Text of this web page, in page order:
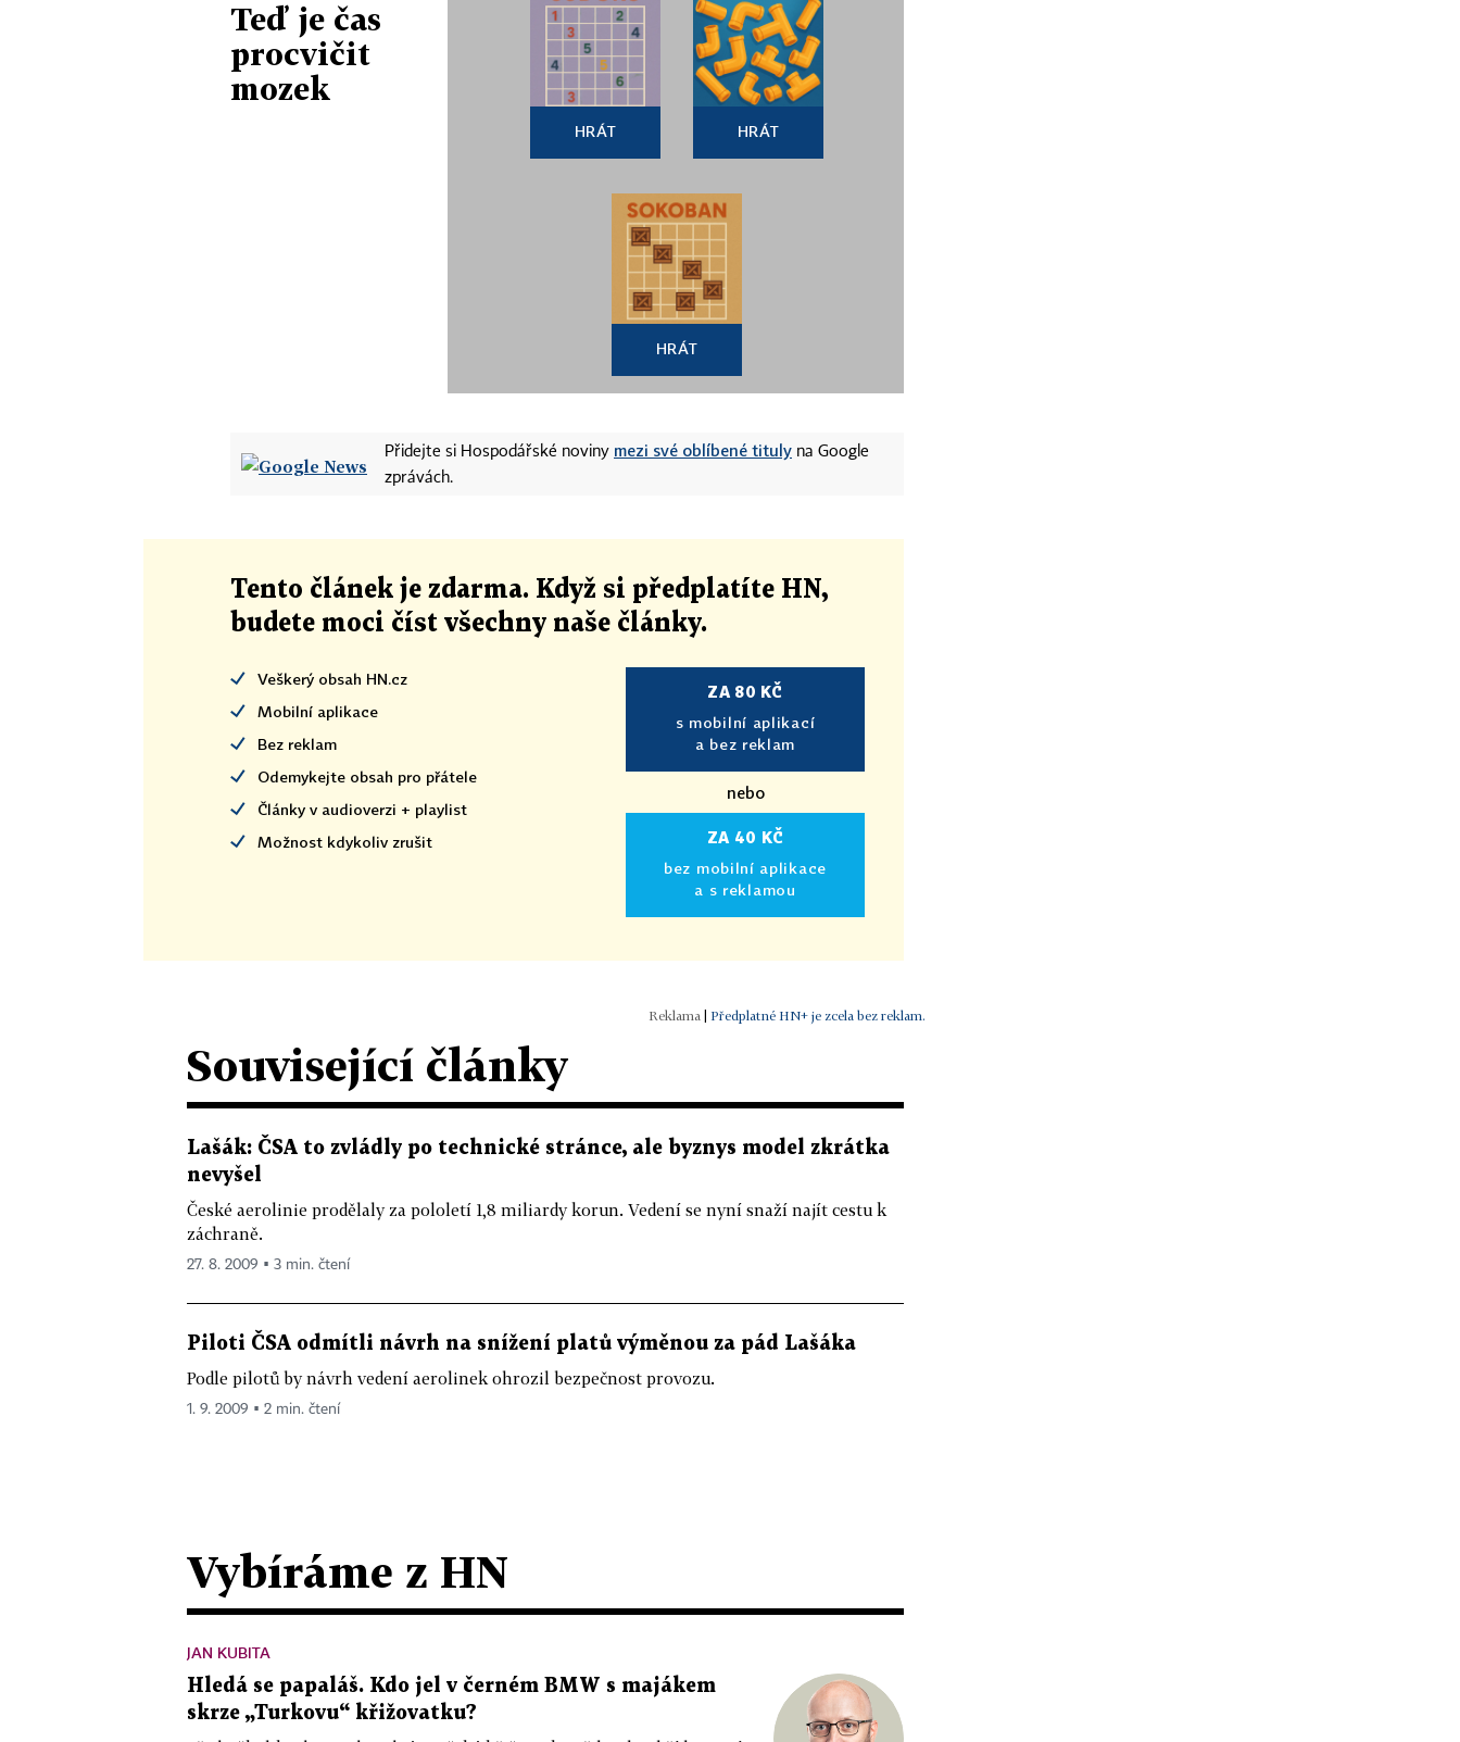
Teď je čas
procvičit
mozek
HRÁT HRÁT
HRÁT
Přidejte si Hospodářské noviny mezi své oblíbené tituly na Google
zprávách.
Tento článek je zdarma. Když si předplatíte HN,
budete moci číst všechny naše články.
Veškerý obsah HN.cz
Mobilní aplikace
Bez reklam
Odemykejte obsah pro přátele
Články v audioverzi + playlist
Možnost kdykoliv zrušit
ZA 80 KČ
s mobilní aplikací
a bez reklam
nebo
ZA 40 KČ
bez mobilní aplikace
a s reklamou
Předplatné HN+ je zcela bez reklam.
Související články
Lašák: ČSA to zvládly po technické stránce, ale byznys model zkrátka
nevyšel
České aerolinie prodělaly za pololetí 1,8 miliardy korun. Vedení se nyní snaží najít cestu k
záchraně.
27. 8. 2009 ▪ 3 min. čtení
Piloti ČSA odmítli návrh na snížení platů výměnou za pád Lašáka
Podle pilotů by návrh vedení aerolinek ohrozil bezpečnost provozu.
1. 9. 2009 ▪ 2 min. čtení
Vybíráme z HN
JAN KUBITA
Hledá se papaláš. Kdo jel v černém BMW s majákem
skrze „Turkovu“ křižovatku?